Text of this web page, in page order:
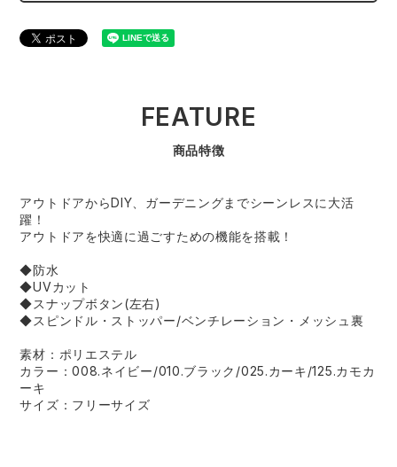
FEATURE
商品特徴
アウトドアからDIY、ガーデニングまでシーンレスに大活
躍！
アウトドアを快適に過ごすための機能を搭載！
◆防水
◆UVカット
◆スナップボタン(左右)
◆スピンドル・ストッパー/ベンチレーション・メッシュ裏
素材：ポリエステル
カラー：008.ネイビー/010.ブラック/025.カーキ/125.カモカ
ーキ
サイズ：フリーサイズ